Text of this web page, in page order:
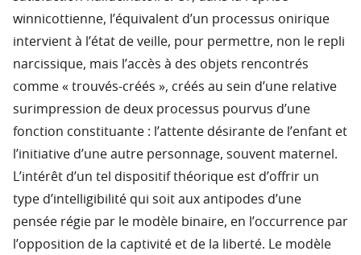
winnicottienne, l’équivalent d’un processus onirique
intervient à l’état de veille, pour permettre, non le repli
narcissique, mais l’accès à des objets rencontrés
comme « trouvés-créés », créés au sein d’une relative
surimpression de deux processus pourvus d’une
fonction constituante : l’attente désirante de l’enfant et
l’initiative d’une autre personnage, souvent maternel.
L’intérêt d’un tel dispositif théorique est d’offrir un
type d’intelligibilité qui soit aux antipodes d’une
pensée régie par le modèle binaire, en l’occurrence par
l’opposition de la captivité et de la liberté. Le modèle